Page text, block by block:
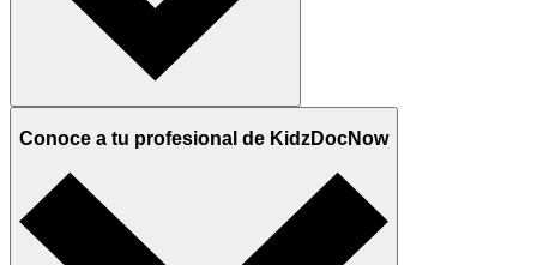
Conoce a tu profesional de KidzDocNow